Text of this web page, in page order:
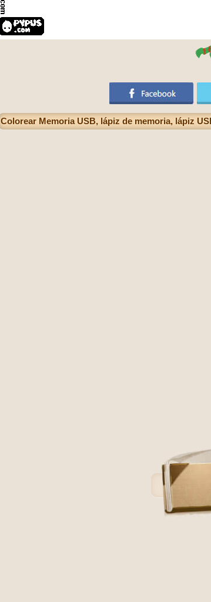
Colorear Memoria USB, lápiz de memoria, lápiz